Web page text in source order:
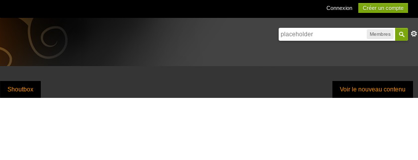
Connexion Créer un compte
Membres
Voir le nouveau contenu
Shoutbox